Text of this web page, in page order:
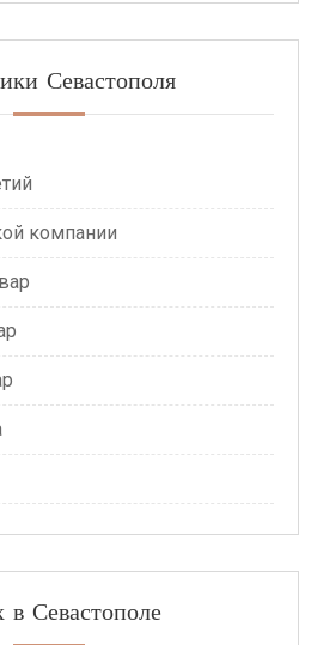
Севастополя
компании
Севастополе